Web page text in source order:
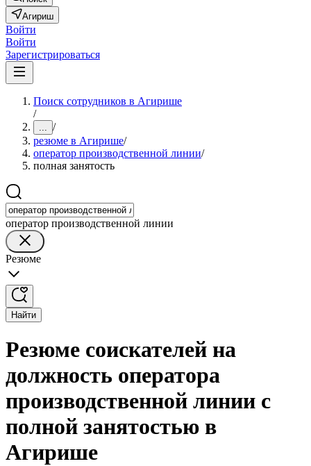
Агириш
Войти
Войти
Зарегистрироваться
Поиск сотрудников в Агирише
/
... /
резюме в Агирише/
оператор производственной линии/
полная занятость
оператор производственной линии
Резюме
Найти
Резюме соискателей на
должность оператора
производственной линии с
полной занятостью в
Агирише